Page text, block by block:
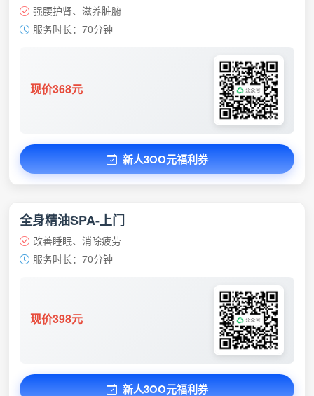
强腰护肾、滋养脏腑
服务时长：70分钟
现价368元
新人3OO元福利券
全身精油SPA-上门
改善睡眠、消除疲劳
服务时长：70分钟
现价398元
新人3OO元福利券